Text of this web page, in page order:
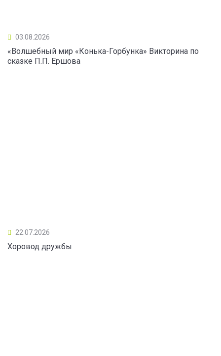
03.08.2026
«Волшебный мир «Конька-Горбунка» Викторина по
сказке П.П. Ершова
22.07.2026
Хоровод дружбы